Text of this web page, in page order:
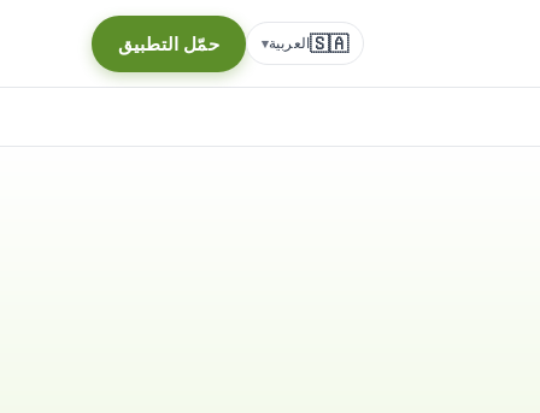
🇸🇦العربية▾ حمّل التطبيق